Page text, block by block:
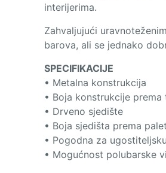
interijerima.
Zahvaljujući
barova, ali se jednako
SPECIFIKACIJE
• Metalna konstrukcija
• Boja konstrukcije
• Drveno sjedište
• Boja sjedišta prema
• Pogodna za
• Mogućnost polubarske